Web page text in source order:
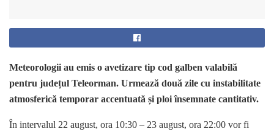
Meteorologii au emis o avetizare tip cod galben valabilă
pentru județul Teleorman. Urmează două zile cu instabilitate
atmosferică temporar accentuată și ploi însemnate cantitativ.
În intervalul 22 august, ora 10:30 – 23 august, ora 22:00 vor fi